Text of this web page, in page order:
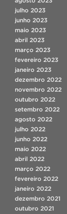
julho 2023
junho 2023
maio 2023
abril 2023
março 2023
fevereiro 2023
janeiro 2023
dezembro 2022
novembro 2022
outubro 2022
setembro 2022
agosto 2022
julho 2022
junho 2022
maio 2022
abril 2022
março 2022
fevereiro 2022
janeiro 2022
dezembro 2021
outubro 2021